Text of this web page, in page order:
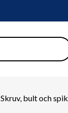
Skruv, bult och spik